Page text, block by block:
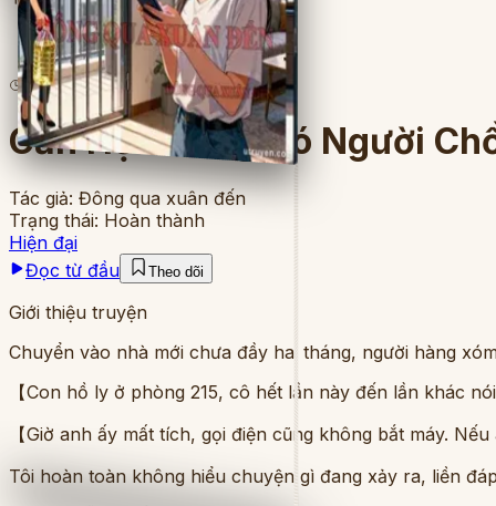
5lượt đọc· 8 chương
Căn Hộ Không Có Người
Tác giả: Đông qua xuân đến
Trạng thái: Hoàn thành
Hiện đại
Đọc từ đầu
Theo dõi
Giới thiệu truyện
Chuyển vào nhà mới chưa đầy hai tháng, người hàng
【Con hồ ly ở phòng 215, cô hết lần này đến lần khác
【Giờ anh ấy mất tích, gọi điện cũng không bắt máy.
Tôi hoàn toàn không hiểu chuyện gì đang xảy ra, liền